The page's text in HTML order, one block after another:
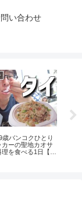
い合わせ
バンコクひとり
ーの聖地カオサ
を食べる1日【世